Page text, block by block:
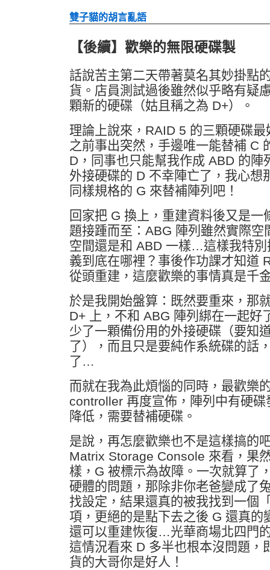
雙子貓的胡言亂語
【後續】歡樂的無限硬碟製
話說苦主第二天帶著莫名其妙掛點
貨。店員測試過後雖然似乎略有疑
顆新的硬碟（姑且稱之為 D+）。
理論上說來，RAID 5 的三顆硬碟
之前事出突然，手邊唯一能替補 C
D，同事也只能幫我作成 ABD 的陣
外接硬碟的 D 不幸陣亡了，我心想
同樣規格的 G 來替補陣列吧！
回家把 G 換上，重建資料後又是一
題接踵而至：ABG 陣列雖然實際空
空間還是和 ABD 一樣…這樣我特
義到底在哪裡？事後作功課才知道
從頭重建，這麼歡樂的事情真是千
於是我開始盤算：既然要重來，那
D+ 上，不和 ABG 陣列綁在一起好
少了一顆備份用的外接硬碟（要知
了），而且只是要純作系統碟的話
了…
而就在我為此煩惱的同時，最歡樂
controller 再度宣佈，陣列中有硬
降低，需要替補硬碟。
是說，再怎麼歡樂也不是這樣搞的
Matrix Storage Console 來看，果
樣，G 被標示為故障。一次就算了
硬體的問題，那除非你老爸變成了
找設定，結果還真的被我找到一個
項，更絕的是點下去之後 G 還真的
還可以重建恢復…光華商場北四門
這情況看來 D 多半也根本沒問題，
貨的大哥你是好人！